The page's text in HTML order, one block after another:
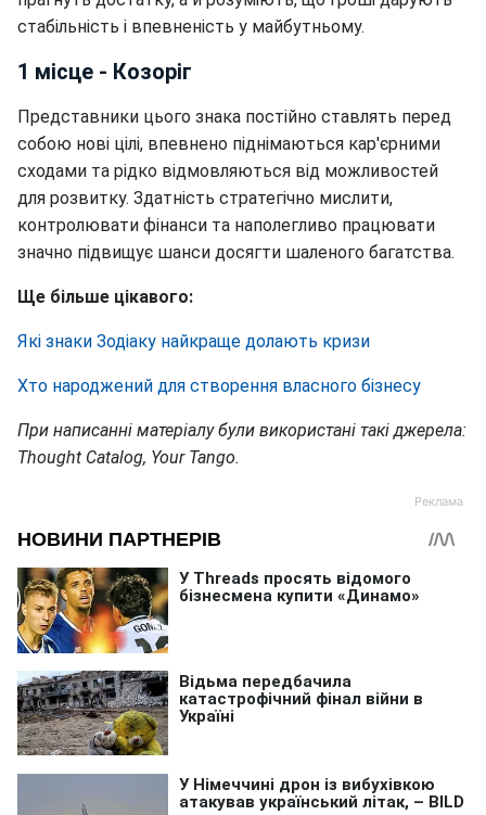
стабільність і впевненість у майбутньому.
1 місце - Козоріг
Представники цього знака постійно ставлять перед
собою нові цілі, впевнено піднімаються кар'єрними
сходами та рідко відмовляються від можливостей
для розвитку. Здатність стратегічно мислити,
контролювати фінанси та наполегливо працювати
значно підвищує шанси досягти шаленого багатства.
Ще більше цікавого:
Які знаки Зодіаку найкраще долають кризи
Хто народжений для створення власного бізнесу
При написанні матеріалу були використані такі джерела:
Thought Catalog, Your Tango.